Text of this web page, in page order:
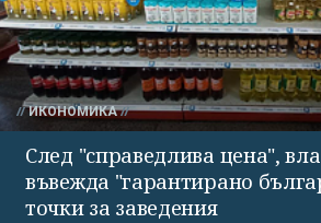
ИКОНОМИКА
След "справедлива цена",
въвежда "гарантирано
точки за заведения